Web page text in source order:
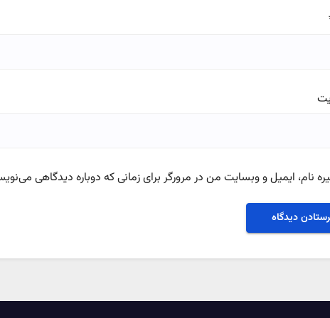
نام، ایمیل و وبسایت من در مرورگر برای زمانی که دوباره دیدگاهی